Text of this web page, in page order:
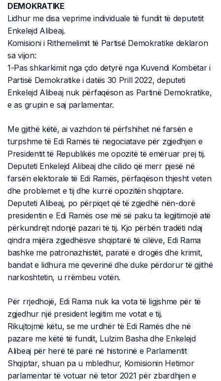
DEMOKRATIKE
Lidhur me disa veprime individuale të fundit të deputetit
Enkelejd Alibeaj.
Komisioni i Rithemelimit të Partisë Demokratike deklaron
sa vijon:
1-Pas shkarkimit nga çdo detyrë nga Kuvendi Kombëtar i
Partisë Demokratike i datës 30 Prill 2022, deputeti
Enkelejd Alibeaj nuk përfaqëson as Partinë Demokratike,
e as grupin e saj parlamentar.
Me gjithë këtë, ai vazhdon të përfshihet në farsën e
turpshme të Edi Ramës të negociatave për zgjedhjen e
Presidentit të Republikës me opozitë të emëruar prej tij.
Deputeti Enkelejd Alibeaj dhe cilido që merr pjesë në
farsën elektorale të Edi Ramës, përfaqëson thjesht veten
dhe problemet e tij dhe kurrë opozitën shqiptare.
Deputeti Alibeaj, po përpiqet që të zgjedhë nën-dorë
presidentin e Edi Ramës ose më së paku ta legjitimojë atë
përkundrejt ndonjë pazari të tij. Kjo përbën tradëti ndaj
qindra mijëra zgjedhësve shqiptarë të cilëve, Edi Rama
bashke me patronazhistët, paratë e drogës dhe krimit,
bandat e lidhura me qeverinë dhe duke përdorur të gjithë
narkoshtetin, u rrëmbeu votën.
Për rrjedhojë, Edi Rama nuk ka vota të ligjshme për të
zgjedhur një president legjitim me votat e tij.
Rikujtojmë këtu, se me urdhër të Edi Ramës dhe në
pazare me këtë të fundit, Lulzim Basha dhe Enkelejd
Alibeaj për herë të parë në historinë e Parlamentit
Shqiptar, shuan pa u mbledhur, Komisionin Hetimor
parlamentar të votuar në tetor 2021 për zbardhjen e